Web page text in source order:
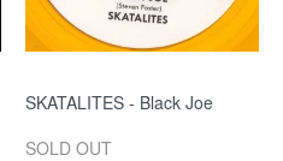
SKATALITES - Black Joe
SOLD OUT